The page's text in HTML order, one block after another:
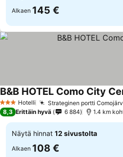
Alkaen 145 €
3 Tähtiluokitus
Hotelli Strateginen portti
B&B HOTEL Como City
8,3 Erittäin hyvä 6 884 1.4 km
Näytä hinnat 12 sivustolta
Alkaen 108 €